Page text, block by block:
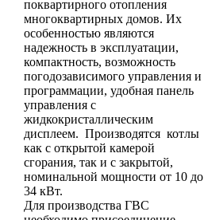
поквартирного отопления
многоквартирных домов. Их
особенностью являются
надежность в эксплуатации,
компактность, возможность
погодозависимого управления и
программации, удобная панель
управления с
жидкокристаллическим
дисплеем. Производятся котлы
как с открытой камерой
сгорания, так и с закрытой,
номинальной мощности от 10 до
34 кВт.
Для производства ГВС